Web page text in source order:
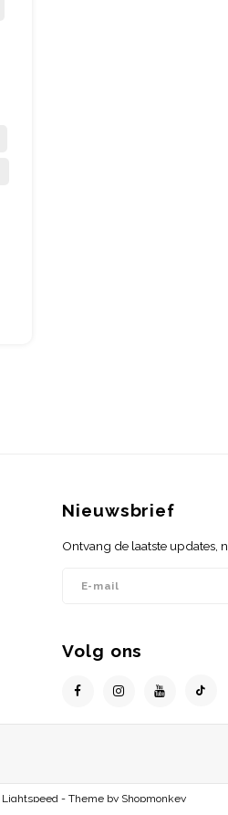
Nieuwsbrief
Ontvang de laatste updates,
Volg ons
Lightspeed - Theme by Shopmonkey